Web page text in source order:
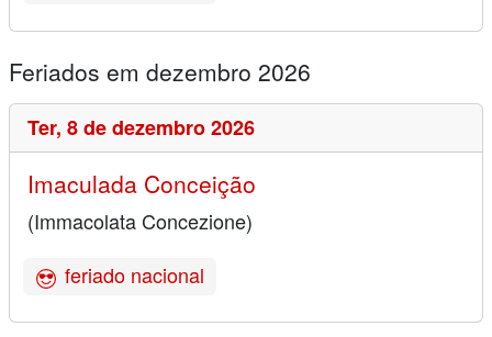
Feriados em dezembro 2026
Ter, 8 de dezembro 2026
Imaculada Conceição
(Immacolata Concezione)
feriado nacional